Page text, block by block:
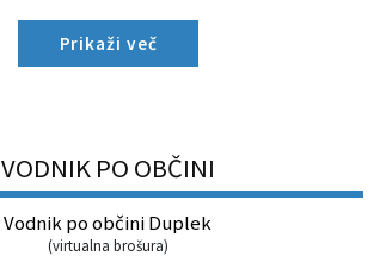
Prikaži več
VODNIK PO OBČINI
Vodnik po občini Duplek
(virtualna brošura)